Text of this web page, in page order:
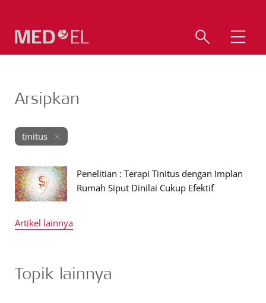
Arsipkan
tinitus
Penelitian : Terapi Tinitus dengan Implan
Rumah Siput Dinilai Cukup Efektif
Artikel lainnya
Topik lainnya